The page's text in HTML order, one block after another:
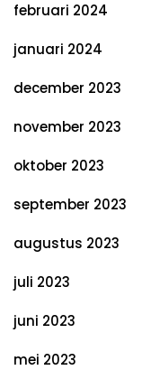
februari 2024
januari 2024
december 2023
november 2023
oktober 2023
september 2023
augustus 2023
juli 2023
juni 2023
mei 2023